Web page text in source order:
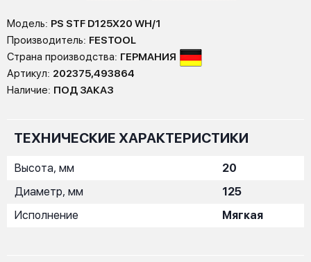
Модель: PS STF D125X20 WH/1
Производитель: FESTOOL
Страна производства: ГЕРМАНИЯ
Артикул: 202375,493864
Наличие: ПОД ЗАКАЗ
ТЕХНИЧЕСКИЕ ХАРАКТЕРИСТИКИ
Высота, мм
20
Диаметр, мм
125
Исполнение
Мягкая